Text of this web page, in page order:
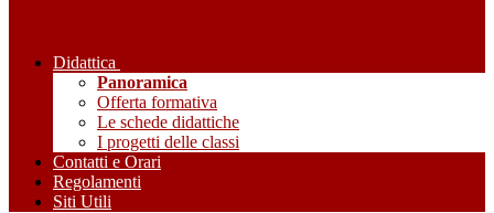
Didattica
Panoramica
Offerta formativa
Le schede didattiche
I progetti delle classi
Contatti e Orari
Regolamenti
Siti Utili